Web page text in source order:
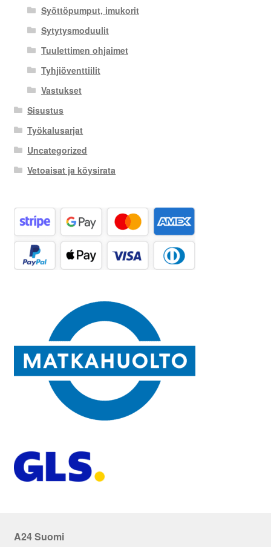
Syöttöpumput, imukorit
Sytytysmoduulit
Tuulettimen ohjaimet
Tyhjiöventtiilit
Vastukset
Sisustus
Työkalusarjat
Uncategorized
Vetoaisat ja köysirata
A24 Suomi